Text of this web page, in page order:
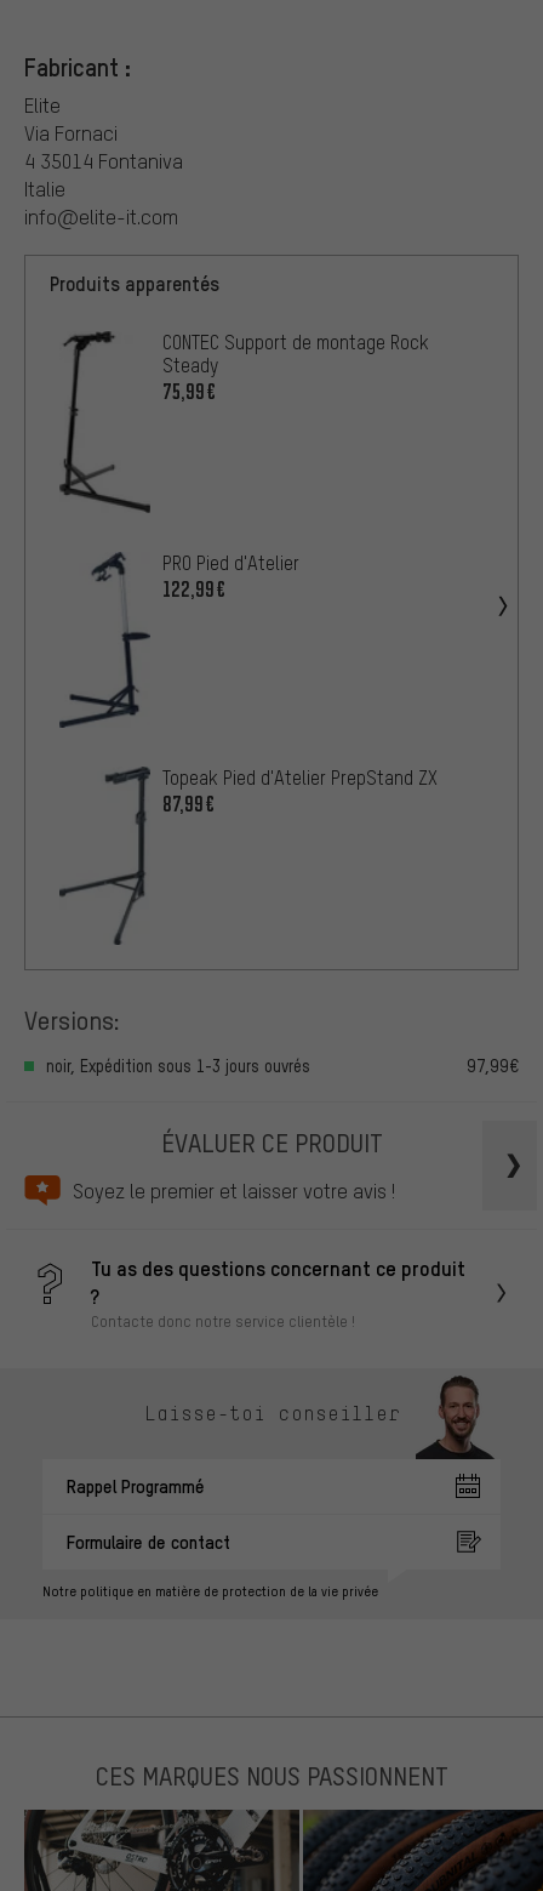
Fabricant :
Elite
Via Fornaci
4 35014 Fontaniva
Italie
info@elite-it.com
Produits apparentés
CONTEC Support de montage Rock
Steady
75,99€
PRO Pied d'Atelier
122,99€
Topeak Pied d'Atelier PrepStand ZX
87,99€
Versions:
noir, Expédition sous 1-3 jours ouvrés 97,99€
ÉVALUER CE PRODUIT
Soyez le premier et laisser votre avis !
Tu as des questions concernant ce produit
?
Contacte donc notre service clientèle !
Laisse-toi conseiller
Rappel Programmé
Formulaire de contact
Notre politique en matière de protection de la vie privée
CES MARQUES NOUS PASSIONNENT